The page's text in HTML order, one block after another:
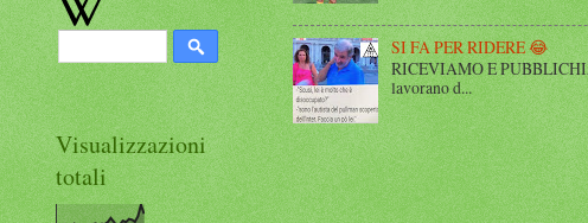
SI FA PER RIDERE 😂
RICEVIAMO E
lavorano d...
Visualizzazioni
totali